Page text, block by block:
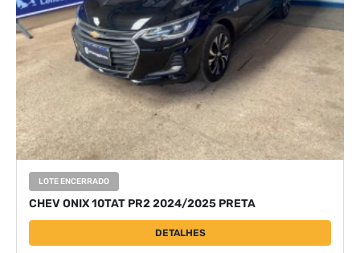
LOTE ENCERRADO
CHEV ONIX 10TAT PR2 2024/2025 PRETA
DETALHES